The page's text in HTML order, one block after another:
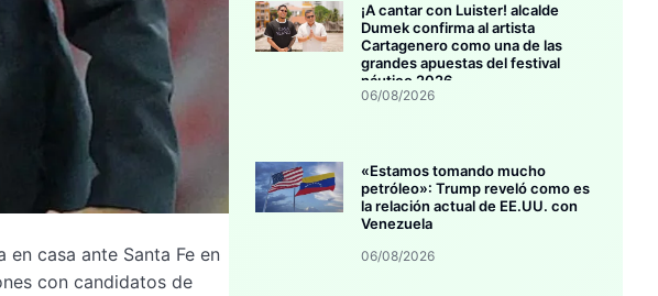
casa ante Santa Fe en
con candidatos de
¡A cantar con Luister! alcalde
Dumek confirma al artista
Cartagenero como una de las
grandes apuestas del festival
náutico 2026
06/08/2026
«Estamos tomando mucho
petróleo»: Trump reveló como es
la relación actual de EE.UU. con
Venezuela
06/08/2026